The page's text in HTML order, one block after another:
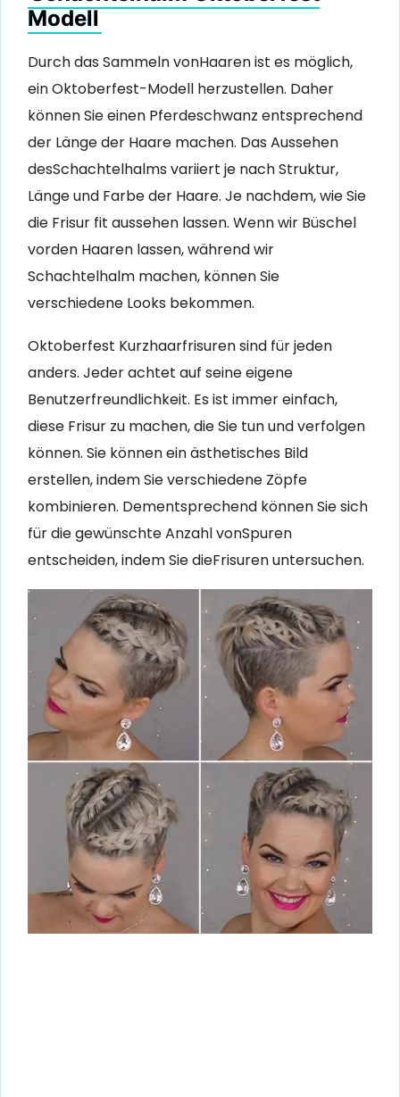
Modell
Durch das Sammeln vonHaaren ist es möglich,
ein Oktoberfest-Modell herzustellen. Daher
können Sie einen Pferdeschwanz entsprechend
der Länge der Haare machen. Das Aussehen
desSchachtelhalms variiert je nach Struktur,
Länge und Farbe der Haare. Je nachdem, wie Sie
die Frisur fit aussehen lassen. Wenn wir Büschel
vorden Haaren lassen, während wir
Schachtelhalm machen, können Sie
verschiedene Looks bekommen.
Oktoberfest Kurzhaarfrisuren sind für jeden
anders. Jeder achtet auf seine eigene
Benutzerfreundlichkeit. Es ist immer einfach,
diese Frisur zu machen, die Sie tun und verfolgen
können. Sie können ein ästhetisches Bild
erstellen, indem Sie verschiedene Zöpfe
kombinieren. Dementsprechend können Sie sich
für die gewünschte Anzahl vonSpuren
entscheiden, indem Sie dieFrisuren untersuchen.